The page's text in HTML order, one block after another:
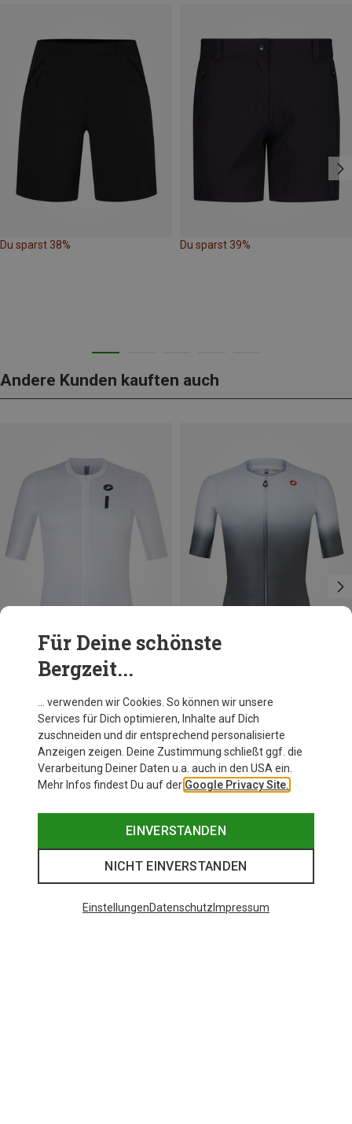
Du sparst 38% Du sparst 39%
Andere Kunden kauften auch
Du sparst 25%
Castelli
Herren Upf Trikot
119,95 €
Für Deine schönste
Bergzeit...
… verwenden wir Cookies. So können wir unsere
Services für Dich optimieren, Inhalte auf Dich
zuschneiden und dir entsprechend personalisierte
Anzeigen zeigen. Deine Zustimmung schließt ggf. die
Verarbeitung Deiner Daten u.a. auch in den USA ein.
Mehr Infos findest Du auf der Google Privacy Site.
EINVERSTANDEN
NICHT EINVERSTANDEN
EinstellungenDatenschutz Impressum